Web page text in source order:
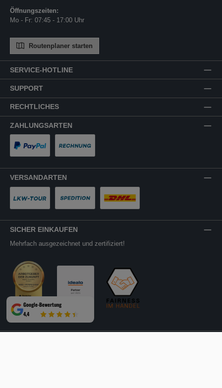
SERVICE-HOTLINE
SUPPORT
RECHTLICHES
ZAHLUNGSARTEN
VERSANDARTEN
Öffnungszeiten:
Mo - Fr: 07:45 - 17:00 Uhr
Routenplaner starten
SICHER EINKAUFEN
Mehrfach ausgezeichnet und zertifiziert!
Google-Bewertung
4,4